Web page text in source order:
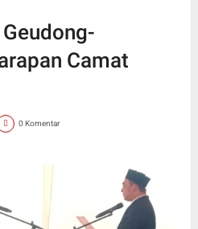
Camat
0 Komentar